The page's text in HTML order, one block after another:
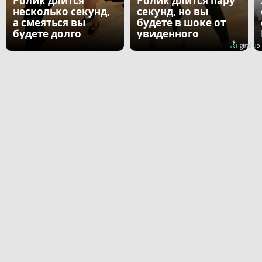
несколько секунд,
а смеяться вы
будете долго
секунд, но вы
будете в шоке от
увиденного